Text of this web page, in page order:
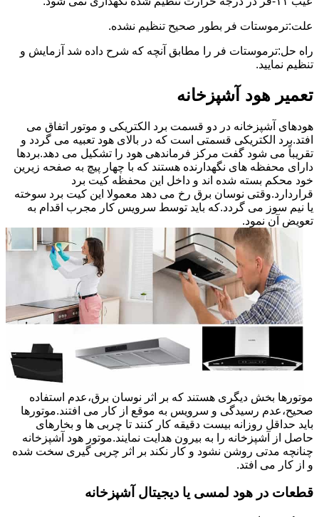
علت:ترموستات فر بطور صحیح تنظیم نشده.
راه حل:ترموستات فر را مطابق آنچه که شرح داده شد آزمایش و
تنظیم نمایید.
تعمیر هود آشپزخانه
هودهای آشپزخانه در دو قسمت برد الکتریکی و موتور اتفاق می
افتد.برد الکتریکی قسمتی است که در بالای هود تعبیه می گردد و
تقریباً می شود گفت مرکز فرماندهی هود را تشکیل می دهد.بردها
دارای محفظه های نگهدارنده هستند که با چهار پیچ به صفحه زیرین
خود محکم بسته شده اند و داخل این محفظه کیت برد
قراردارد.وقتی نوسان برق رخ می دهد معمولا این کیت برد سوخته
یا نیم سوز می گردد.که باید توسط سرویس کار مجرب اقدام به
تعویض آن نمود.
موتورها بخش دیگری هستند که بر اثر نوسان برق،عدم استفاده
صحیح،عدم رسیدگی و سرویس به موقع از کار می افتند.موتورها
باید حداقل روزانه بیست دقیقه کار کنند تا چربی ها و بخارهای
حاصل از آشپزخانه را به بیرون هدایت نمایند.موتور هود آشپزخانه
چنانچه مدتی روشن نشود و کار نکند بر اثر چربی گیری سخت شده
و از کار می افتد.
قطعات در هود لمسی یا دیجیتال آشپزخانه